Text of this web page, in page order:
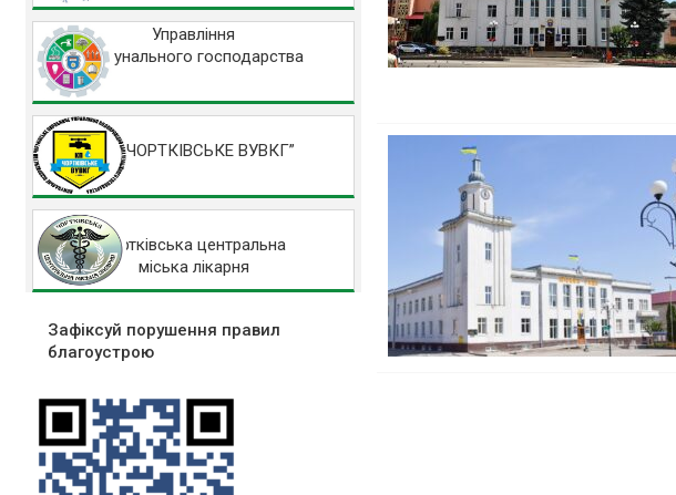
Управління
комунального господарства
КП “ЧОРТКІВСЬКЕ ВУВКГ”
Чортківська центральна
міська лікарня
Зафіксуй порушення правил
благоустрою